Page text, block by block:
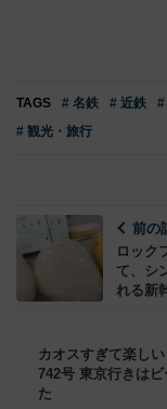
TAGS # 名鉄 # 近鉄 #
# 観光・旅行
前の
ロック
て、シ
れる新
カオスすぎて楽しい！ 平日18時台の新幹線 こ
742号 東京行きは
た